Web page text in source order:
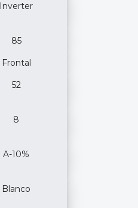
Inverter
85
Frontal
52
8
A-10%
Blanco